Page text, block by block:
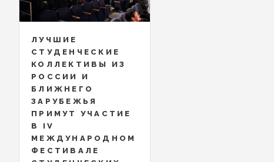
ЛУЧШИЕ
СТУДЕНЧЕСКИЕ
КОЛЛЕКТИВЫ ИЗ
РОССИИ И
БЛИЖНЕГО
ЗАРУБЕЖЬЯ
ПРИМУТ УЧАСТИЕ
В IV
МЕЖДУНАРОДНОМ
ФЕСТИВАЛЕ